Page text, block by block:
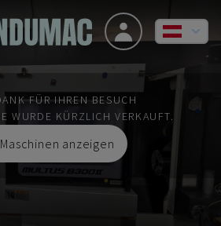
FÜR IHREN BESUCH
WURDE KÜRZLICH VERKAUFT.
anzeigen